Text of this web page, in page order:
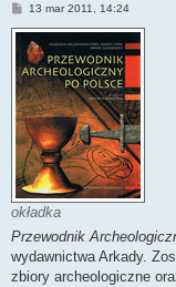
P
s
t
13 mar 2011, 14:24
okładka
Przewodnik
wydawnictwa Arkady.
zbiory archeologiczne